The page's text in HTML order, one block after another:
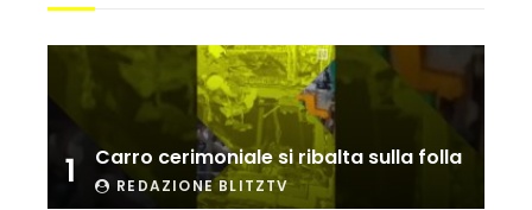
Tir bloccato sul passaggio a livello:
treno lo distrugge
1 Carro cerimoniale si ribalta sulla folla
REDAZIONE BLITZTV